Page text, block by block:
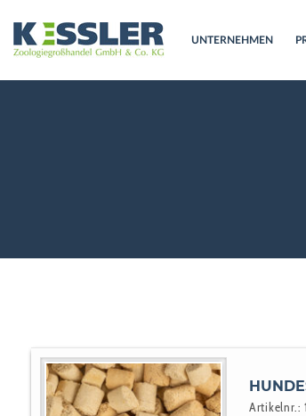
UNTERNEHMEN
Artikelnr.: